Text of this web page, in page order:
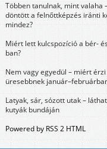
Többen tanulnak, mint valaha
döntött a felnőttképzés iránti
mindez?
Miért lett kulcspozíció a bér-
ban?
Nem vagy egyedül – miért
üresebbnek
Latyak, sár, sózott utak –
kutyák bundáján
Powered by RSS 2 HTML